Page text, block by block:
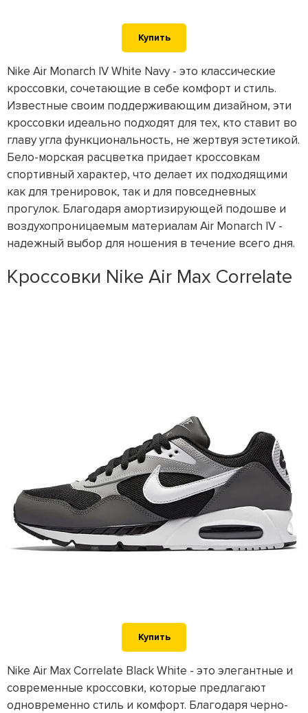
Купить
Nike Air Monarch IV White Navy - это классические
кроссовки, сочетающие в себе комфорт и стиль.
Известные своим поддерживающим дизайном, эти
кроссовки идеально подходят для тех, кто ставит во
главу угла функциональность, не жертвуя эстетикой.
Бело-морская расцветка придает кроссовкам
спортивный характер, что делает их подходящими
как для тренировок, так и для повседневных
прогулок. Благодаря амортизирующей подошве и
воздухопроницаемым материалам Air Monarch IV -
надежный выбор для ношения в течение всего дня.
Кроссовки Nike Air Max Correlate
Купить
Nike Air Max Correlate Black White - это элегантные и
современные кроссовки, которые предлагают
одновременно стиль и комфорт. Благодаря черно-